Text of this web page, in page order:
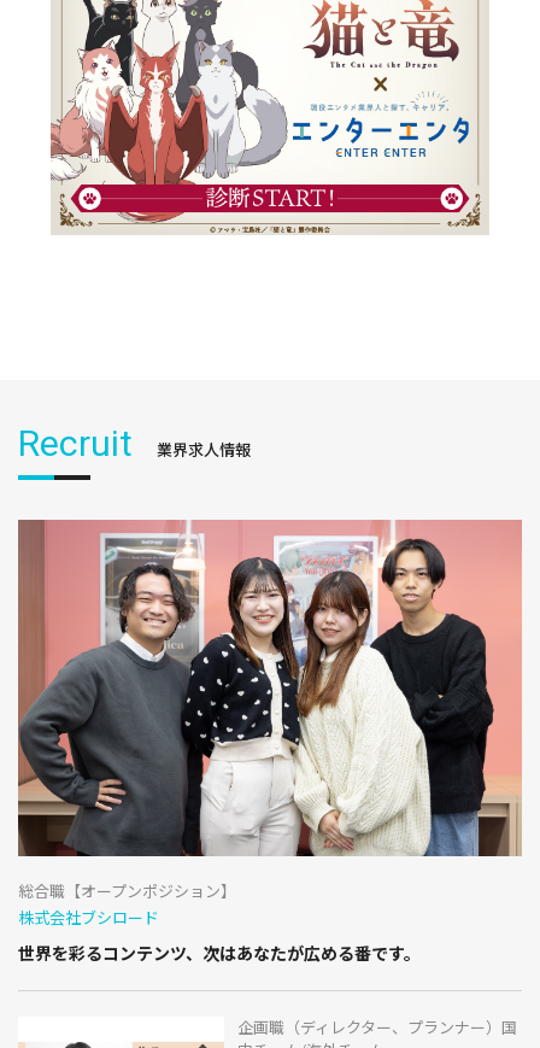
Recruit 業界求人情報
総合職【オープンポジション】
株式会社ブシロード
世界を彩るコンテンツ、次はあなたが広める番です。
企画職（ディレクター、プランナー）国